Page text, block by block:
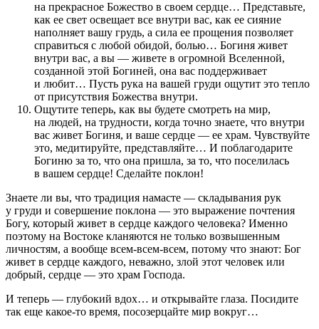
на прекрасное Божество в своем сердце… Представьте,
как ее свет освещает все внутри вас, как ее сияние
наполняет вашу грудь, а сила ее прощения позволяет
справиться с любой обидой, болью… Богиня живет
внутри вас, а вы — живете в огромной Вселенной,
созданной этой Богиней, она вас поддерживает
и любит… Пусть рука на вашей груди ощутит это тепло
от присутствия Божества внутри.
Ощутите теперь, как вы будете смотреть на мир,
на людей, на трудности, когда точно знаете, что внутри
вас живет Богиня, и ваше сердце — ее храм. Чувствуйте
это, медитируйте, представляйте… И поблагодарите
Богиню за то, что она пришла, за то, что поселилась
в вашем сердце! Сделайте поклон!
Знаете ли вы, что традиция намасте — складывания рук
у груди и совершение поклона — это выражение почтения
Богу, который живет в сердце каждого человека? Именно
поэтому на Востоке кланяются не только возвышенным
личностям, а вообще всем-всем-всем, потому что знают: Бог
живет в сердце каждого, неважно, злой этот человек или
добрый, сердце — это храм Господа.
И теперь — глубокий вдох… и открывайте глаза. Посидите
так еще какое-то время, посозерцайте мир вокруг…